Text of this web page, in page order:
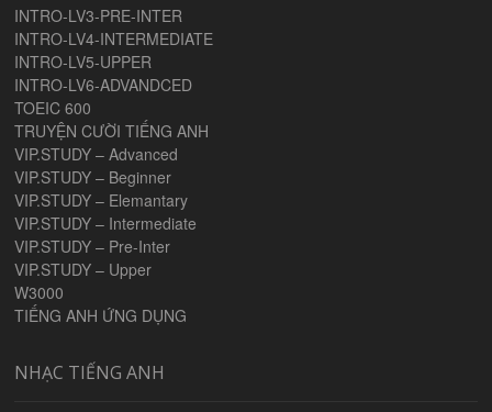
INTRO-LV3-PRE-INTER
INTRO-LV4-INTERMEDIATE
INTRO-LV5-UPPER
INTRO-LV6-ADVANDCED
TOEIC 600
TRUYỆN CƯỜI TIẾNG ANH
VIP.STUDY – Advanced
VIP.STUDY – Beginner
VIP.STUDY – Elemantary
VIP.STUDY – Intermediate
VIP.STUDY – Pre-Inter
VIP.STUDY – Upper
W3000
TIẾNG ANH ỨNG DỤNG
NHẠC TIẾNG ANH